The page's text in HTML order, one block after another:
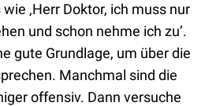
‚Herr Doktor, ich muss nur
und schon nehme ich zu’.
gute Grundlage, um über die
Manchmal sind die
offensiv. Dann versuche